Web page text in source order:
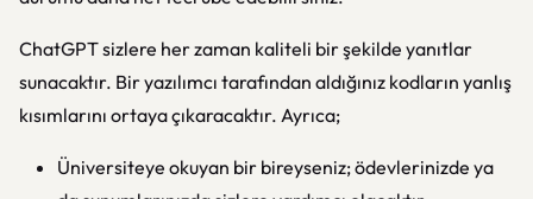
ChatGPT sizlere her zaman kaliteli bir şekilde yanıtlar
sunacaktır. Bir yazılımcı tarafından aldığınız kodların yanlış
kısımlarını ortaya çıkaracaktır. Ayrıca;
Üniversiteye okuyan bir bireyseniz; ödevlerinizde ya